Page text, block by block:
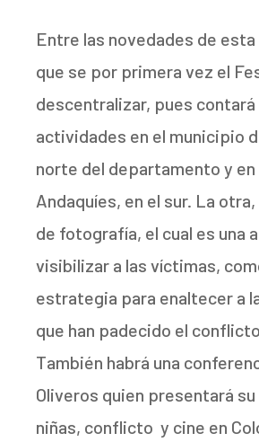
Entre las novedades de
que se por primera vez el
descentralizar, pues contará
actividades en el municipio
norte del departamento y en
Andaquíes, en el sur. La
de fotografía, el cual es una
visibilizar a las víctimas,
estrategia para enaltecer a
que han padecido el
También habrá una
Oliveros quien presentará
niñas, conflicto y cine en